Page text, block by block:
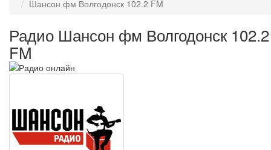
Шансон фм Волгодонск 102.2 FM
Радио Шансон фм Волгодонск 102.2
FM